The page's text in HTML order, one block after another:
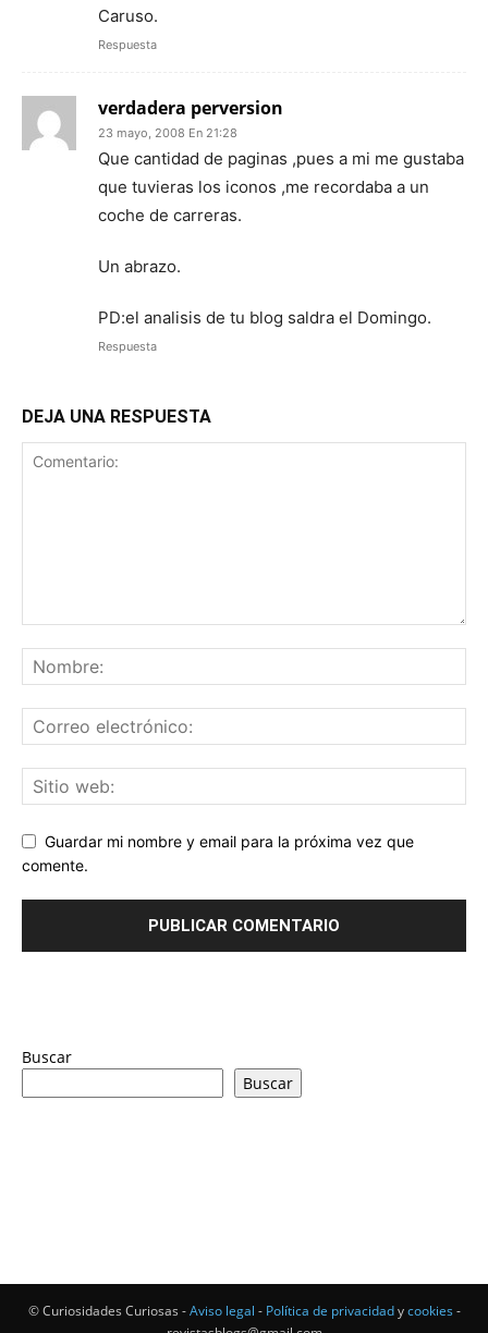
Caruso.
Respuesta
verdadera perversion
23 mayo, 2008 En 21:28
Que cantidad de paginas ,pues a mi me gustaba
que tuvieras los iconos ,me recordaba a un
coche de carreras.
Un abrazo.
PD:el analisis de tu blog saldra el Domingo.
Respuesta
DEJA UNA RESPUESTA
Guardar mi nombre y email para la próxima vez que
comente.
Buscar
Buscar
© Curiosidades Curiosas -Aviso legal - Política de privacidadycookies -